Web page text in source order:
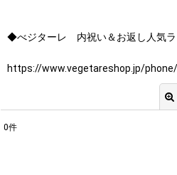
◆べジターレ 内祝い＆お返し人気ラ
https://www.vegetareshop.jp/
0件